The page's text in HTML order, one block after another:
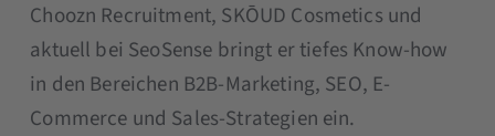
Choozn Recruitment, SKŌUD Cosmetics und
aktuell bei SeoSense bringt er tiefes Know-how
in den Bereichen B2B-Marketing, SEO, E-
Commerce und Sales-Strategien ein.